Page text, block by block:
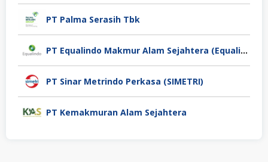
PT Palma Serasih Tbk
PT Equalindo Makmur Alam Sejahtera (Equalindo Group)
PT Sinar Metrindo Perkasa (SIMETRI)
PT Kemakmuran Alam Sejahtera